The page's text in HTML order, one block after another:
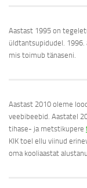
Aastast 1995 on
üldtantsupidudel. 1996.
mis toimub tänaseni.
Aastast 2010 oleme
veebibeebid. Aastatel
tihase- ja metstikupere
KIK toel ellu viinud
oma kooliaastat